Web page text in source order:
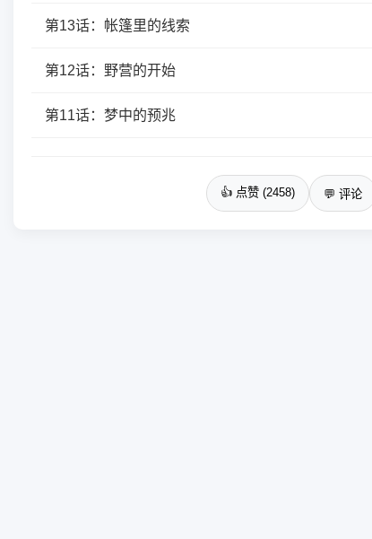
第13话：帐篷里的线索
第12话：野营的开始
第11话：梦中的预兆
👍 点赞 (2458) 💬 评论